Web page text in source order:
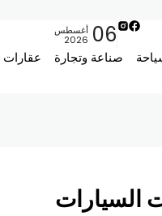
صناعة وتجارة عقارات
06 أغسطس
2026
السيارات